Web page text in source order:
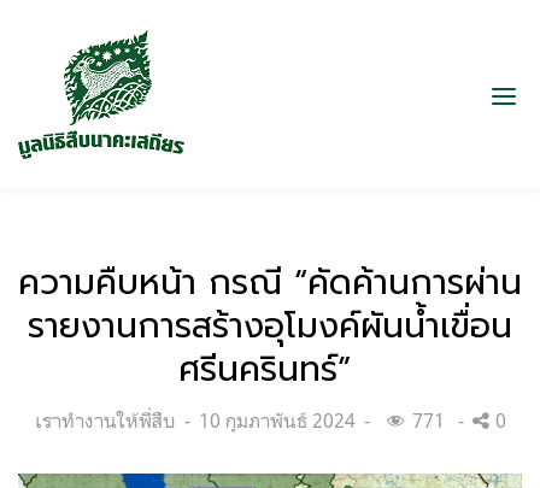
ความคืบหน้า กรณี “คัดค้านการผ่าน
รายงานการสร้างอุโมงค์ผันน้ำเขื่อน
ศรีนครินทร์”
Categories:
เราทำงานให้พี่สืบ
Posted
10 กุมภาพันธ์ 2024 771 0